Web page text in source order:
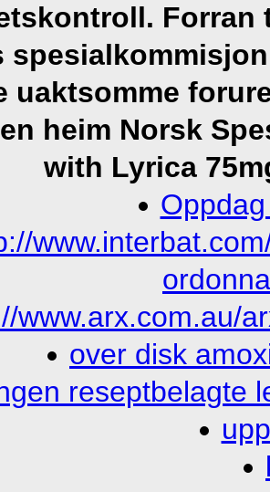
uaktsomme
heim Norsk
with Lyrica
www.arx.com.au/
over disk
reseptbelagte